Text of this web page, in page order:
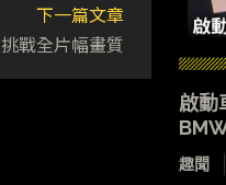
下一篇文章
戰全片幅畫質
啟動
趣聞